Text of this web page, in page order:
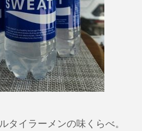
タイラーメンの味くらべ。